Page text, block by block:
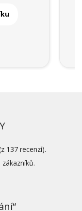
137 recenzí).